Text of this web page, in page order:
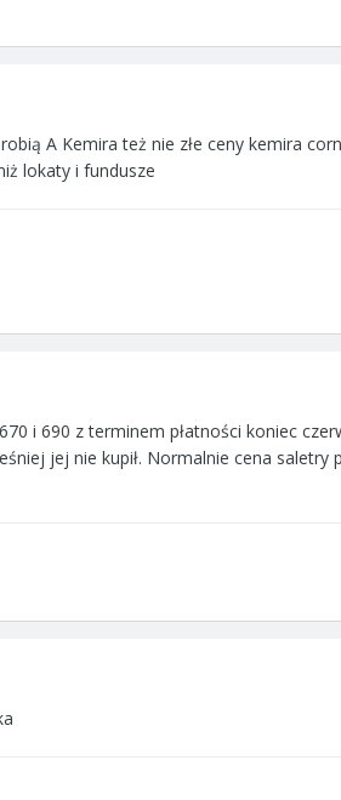
A Kemira też nie złe ceny kemira
lokaty i fundusze
i 690 z terminem płatności koniec
jej nie kupił. Normalnie cena saletry